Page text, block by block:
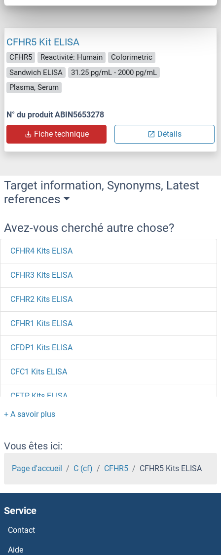
CFHR5 Kit ELISA
CFHR5 Reactivité: Humain
Colorimetric
Sandwich ELISA
31.25 pg/mL - 2000 pg/mL
Plasma, Serum
N° du produit ABIN5653278
Fiche technique Détails
Target information, Synonyms, Latest
references
Avez-vous cherché autre chose?
CFHR4 Kits ELISA
CFHR3 Kits ELISA
CFHR2 Kits ELISA
CFHR1 Kits ELISA
CFDP1 Kits ELISA
CFC1 Kits ELISA
CETP Kits ELISA
CES5A Kits ELISA
CES3 Kits ELISA
CES2 Kits ELISA
CES1 Kits ELISA
Ceruloplasmin Kits ELISA
Vous êtes ici:
Page d'accueil C (cf) CFHR5 CFHR5 Kits ELISA
Service
Contact
Aide